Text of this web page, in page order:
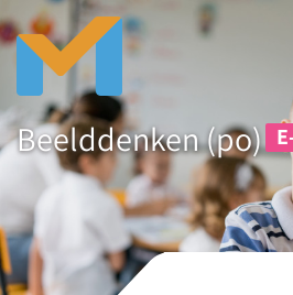
Beelddenken (po)